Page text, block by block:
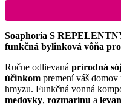
Soaphoria S
funkčná bylinková vôňa
Ručne odlievaná prírodná
účinkom premeníváš domov
hmyzu. Funkčná vonná
medovky, rozmarínu a